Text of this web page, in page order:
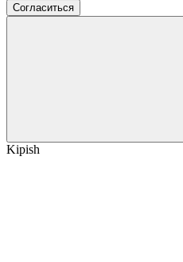
Согласиться
Kipish